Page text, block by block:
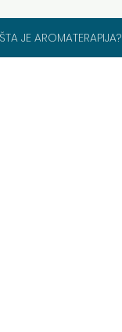
ŠTA JE AROMATERAPIJA?